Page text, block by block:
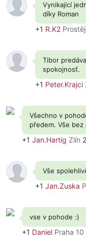
Vynikající
díky Roman
+1 R.K2
Tibor
spokojnosť.
+1 Peter.Krajci
Všechno v
předem. Vše
+1 Jan.Hartig Zlín
Vše
+1 Jan.Zuska
vse v pohode :)
+1 Daniel Praha 10